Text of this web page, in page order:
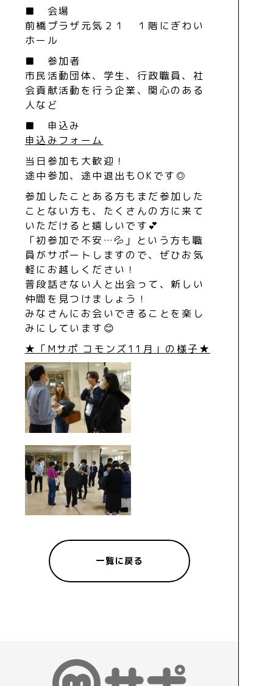
■ 会場
前橋プラザ元気２１ １階にぎわい
ホール
■ 参加者
市民活動団体、学生、行政職員、社
会貢献活動を行う企業、関心のある
人など
■ 申込み
申込みフォーム
当日参加も大歓迎！
途中参加、途中退出もOKです◎
参加したことある方もまだ参加した
ことない方も、たくさんの方に来て
いただけると嬉しいです💕
「初参加で不安…💦」という方も職
員がサポートしますので、ぜひお気
軽にお越しください！
普段話さない人と出会って、新しい
仲間を見つけましょう！
みなさんにお会いできることを楽し
みにしています😊
★「Mサポ コモンズ11月」の様子★
一覧に戻る